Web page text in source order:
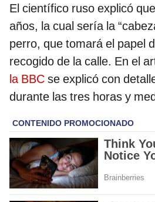
El científico ruso explicó
años, la cual sería la
perro, que tomará el papel
recogido de la calle. En el
la BBC se explicó con
durante las tres horas y